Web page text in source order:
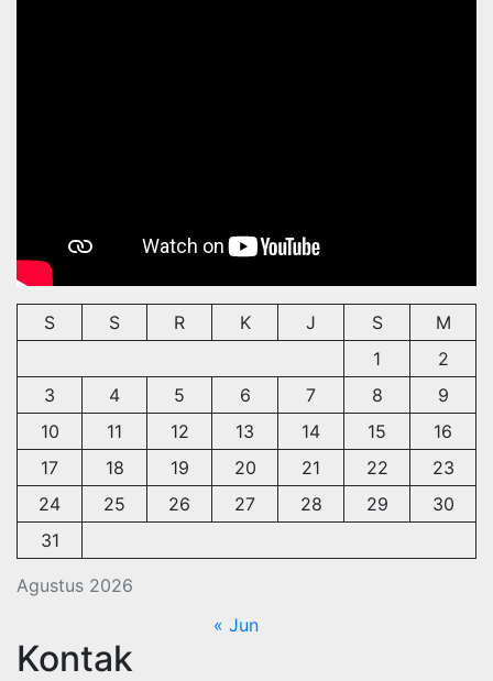
Agustus 2026
S S R K J S
M
1
2
3
4 5 6 7 8
9
10
11 12 13 14 15
16
17
18 19 20 21 22
23
24
25 26 27 28 29
30
31
« Jun
Kontak